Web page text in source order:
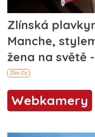
Webkamery